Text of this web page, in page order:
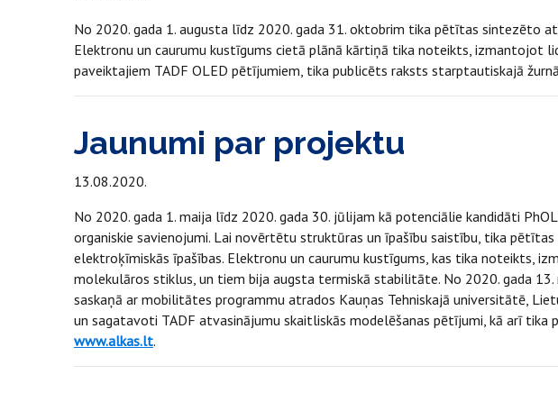
No 2020. gada 1. augusta līdz 2020. gada 31. oktobrim tika pētītas sintezēto
Elektronu un caurumu kustīgums cietā plānā kārtiņā tika noteikts, izmantojot
paveiktajiem TADF OLED pētījumiem, tika publicēts raksts starptautiskajā
Jaunumi par projektu
13.08.2020.
No 2020. gada 1. maija līdz 2020. gada 30. jūlijam kā potenciālie kandidāti
organiskie savienojumi. Lai novērtētu struktūras un īpašību saistību, tika
elektroķīmiskās īpašības. Elektronu un caurumu kustīgums, kas tika noteikts,
molekulāros stiklus, un tiem bija augsta termiskā stabilitāte. No 2020. gada
saskaņā ar mobilitātes programmu atrados Kauņas Tehniskajā universitātē,
un sagatavoti TADF atvasinājumu skaitliskās modelēšanas pētījumi, kā arī
www.alkas.lt.